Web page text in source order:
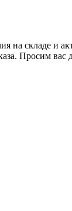
на складе и
Просим